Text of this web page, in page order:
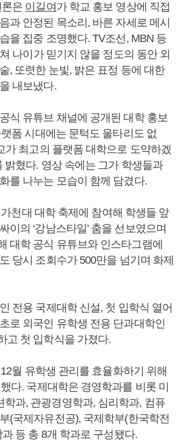
은 이길여 가 학교 홍보 영상에 직접
과 안정된 목소리, 바른 자세로 메시
을 집중 조명했다. TV조선, MBN 등
나이가 믿기지 않을 정도의 동안 외
, 또렷한 눈빛, 밝은 표정 등에 대한
내보냈다.
식 유튜브 채널에 공개된 대학 홍보
폼 시대에는 문턱도 울타리도 없
가 최고의 플랫폼 대학으로 도약하겠
밝혔다. 영상 속에는 그가 학생들과
를 나누는 모습이 함께 담겼다.
천대 대학 축제에 참여해 학생들 앞
이의 ‘강남스타일’ 춤을 선보였으며
대학 공식 유튜브와 인스타그램에
당시 조회수가 500만을 넘기며 화제
전용 국제대학 신설, 첫 입학식 열어
로 외국인 유학생 전용 단과대학인
고 첫 입학식을 가졌다.
월 유학생 관리를 효율화하기 위해
했다. 국제대학은 경영학과를 비롯 미
학과, 관광경영학과, 심리학과, 컴퓨
(국제자유전공), 국제학부(한국학전
등 총 8개 학과로 구성됐다.